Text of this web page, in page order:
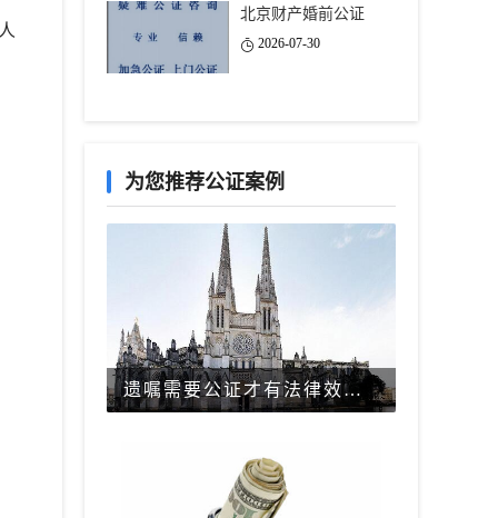
北京财产婚前公证
2026-07-30
为您推荐公证案例
遗嘱需要公证才有法律效力吗？